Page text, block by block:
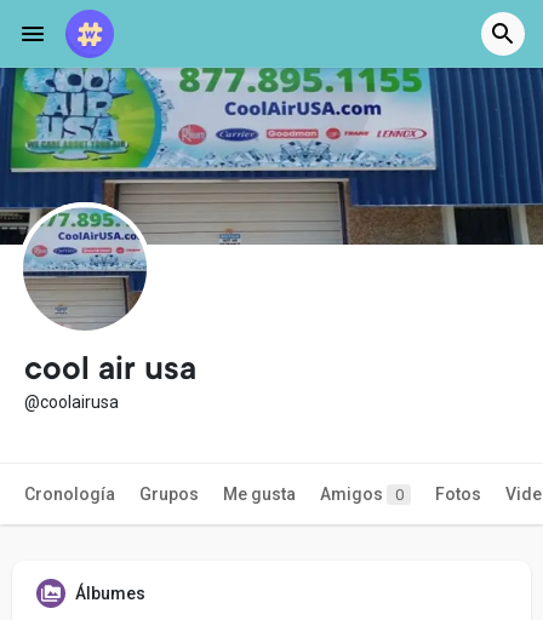
cool air usa
@coolairusa
Cronología Grupos Me gusta Amigos 0 Fotos
Álbumes